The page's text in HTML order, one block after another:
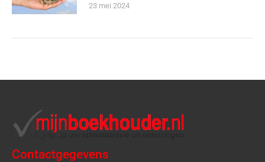
23 mei 2024
Contactgegevens